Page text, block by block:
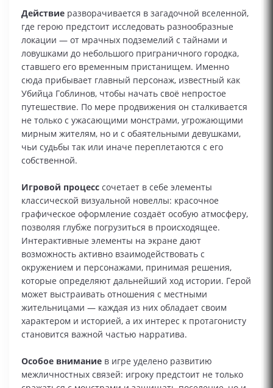
Действие разворачивается в загадочной вселенной,
где герою предстоит исследовать разнообразные
локации — от мрачных подземелий с тайнами и
ловушками до небольшого приграничного городка,
ставшего его временным пристанищем. Именно
сюда прибывает главный персонаж, известный как
Убийца Гоблинов, чтобы начать своё непростое
путешествие. По мере продвижения он сталкивается
не только с ужасающими монстрами, угрожающими
мирным жителям, но и с обаятельными девушками,
чьи судьбы так или иначе переплетаются с его
собственной.
Игровой процесс сочетает в себе элементы
классической визуальной новеллы: красочное
графическое оформление создаёт особую атмосферу,
позволяя глубже погрузиться в происходящее.
Интерактивные элементы на экране дают
возможность активно взаимодействовать с
окружением и персонажами, принимая решения,
которые определяют дальнейший ход истории. Герой
может выстраивать отношения с местными
жительницами — каждая из них обладает своим
характером и историей, а их интерес к протагонисту
становится важной частью нарратива.
Особое внимание в игре уделено развитию
межличностных связей: игроку предстоит не только